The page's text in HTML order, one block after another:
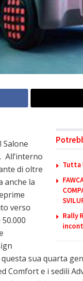
Tutta
Rally
Salone
All’interno
di oltre
anche la
verso
sua quarta
Comfort e i sedili